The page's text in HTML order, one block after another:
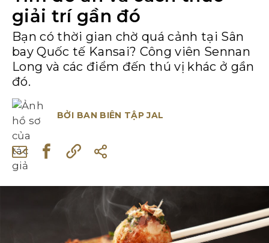
giải trí gần đó
Bạn có thời gian chờ quá cảnh tại Sân
bay Quốc tế Kansai? Công viên Sennan
Long và các điểm đến thú vị khác ở gần
đó.
BỞI BAN BIÊN TẬP JAL